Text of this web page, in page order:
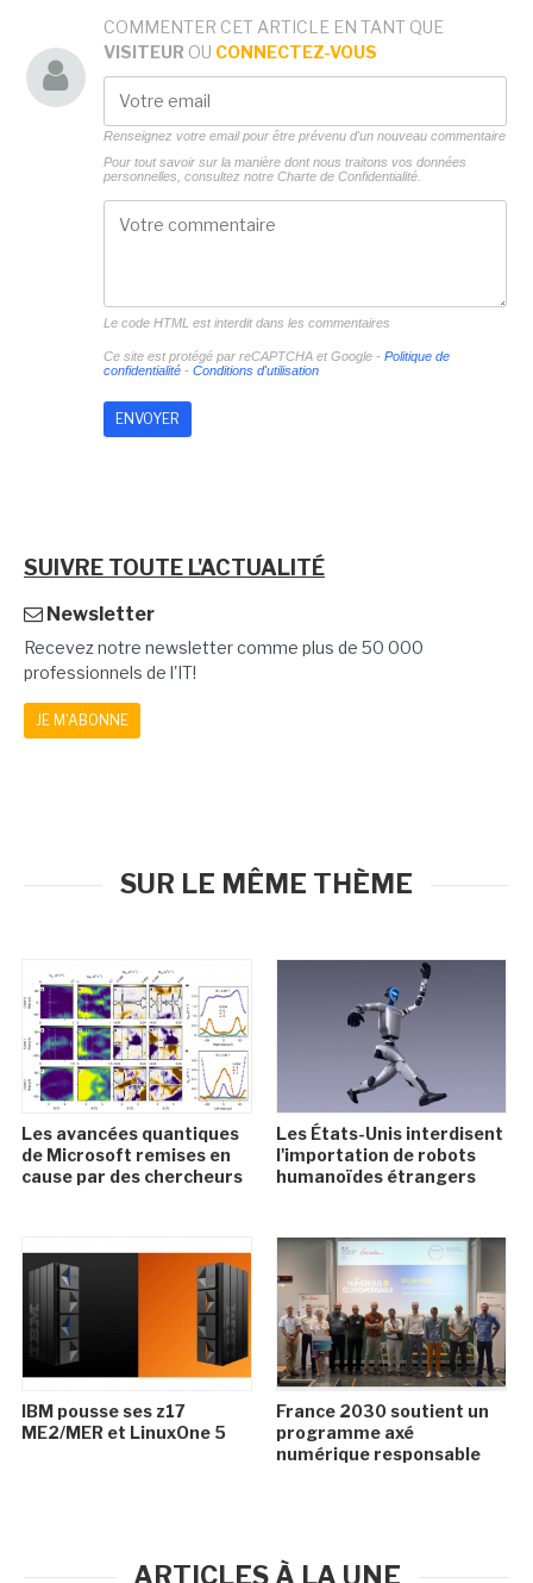
COMMENTER CET ARTICLE EN TANT QUE
VISITEUR OU CONNECTEZ-VOUS
Renseignez votre email pour être prévenu d'un nouveau commentaire
Pour tout savoir sur la manière dont nous traitons vos données
personnelles, consultez notre Charte de Confidentialité.
Le code HTML est interdit dans les commentaires
Ce site est protégé par reCAPTCHA et Google - Politique de
confidentialité- Conditions d'utilisation
SUIVRE TOUTE L'ACTUALITÉ
Newsletter
Recevez notre newsletter comme plus de 50 000
professionnels de l'IT!
JE M'ABONNE
SUR LE MÊME THÈME
Les avancées quantiques
de Microsoft remises en
cause par des chercheurs
Les États-Unis interdisent
l'importation de robots
humanoïdes étrangers
IBM pousse ses z17
ME2/MER et LinuxOne 5
France 2030 soutient un
programme axé
numérique responsable
ARTICLES À LA UNE